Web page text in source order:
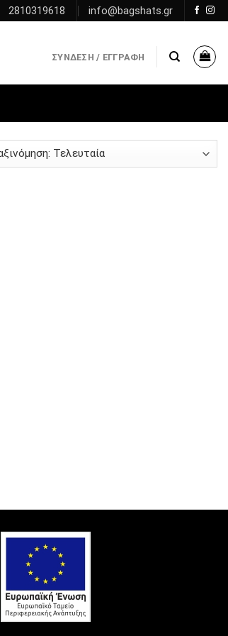
2810319618 info@bagshats.gr
ΣΎΝΔΕΣΗ / ΕΓΓΡΑΦΉ